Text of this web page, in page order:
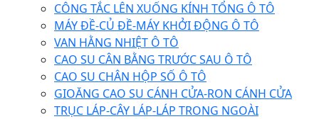
CÔNG TẮC LÊN XUỐNG KÍNH TỔNG Ô TÔ
MÁY ĐỀ-CỦ ĐỀ-MÁY KHỞI ĐỘNG Ô TÔ
VAN HẰNG NHIỆT Ô TÔ
CAO SU CÂN BẰNG TRƯỚC SAU Ô TÔ
CAO SU CHÂN HỘP SỐ Ô TÔ
GIOĂNG CAO SU CÁNH CỬA-RON CÁNH CỬA
TRỤC LÁP-CÂY LÁP-LÁP TRONG NGOÀI